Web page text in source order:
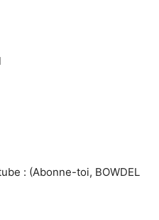
: (Abonne-toi, BOWDEL